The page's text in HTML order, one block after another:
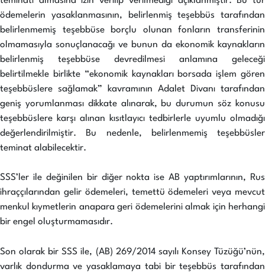
ödemelerin yasaklanmasının, belirlenmiş teşebbüs tarafından
belirlenmemiş teşebbüse borçlu olunan fonların transferinin
olmamasıyla sonuçlanacağı ve bunun da ekonomik kaynakların
belirlenmiş teşebbüse devredilmesi anlamına geleceği
belirtilmekle birlikte “ekonomik kaynakları borsada işlem gören
teşebbüslere sağlamak” kavramının Adalet Divanı tarafından
geniş yorumlanması dikkate alınarak, bu durumun söz konusu
teşebbüslere karşı alınan kısıtlayıcı tedbirlerle uyumlu olmadığı
değerlendirilmiştir. Bu nedenle, belirlenmemiş teşebbüsler
teminat alabilecektir.
SSS’ler ile değinilen bir diğer nokta ise AB yaptırımlarının, Rus
ihraççılarından gelir ödemeleri, temettü ödemeleri veya mevcut
menkul kıymetlerin anapara geri ödemelerini almak için herhangi
bir engel oluşturmamasıdır.
Son olarak bir SSS ile, (AB) 269/2014 sayılı Konsey Tüzüğü’nün,
varlık dondurma ve yasaklamaya tabi bir teşebbüs tarafından